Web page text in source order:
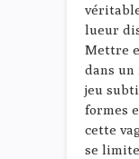
lueur
Mettre
dans
jeu
formes
cette
se